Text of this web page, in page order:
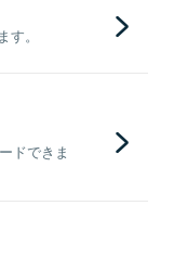
。
ドできま